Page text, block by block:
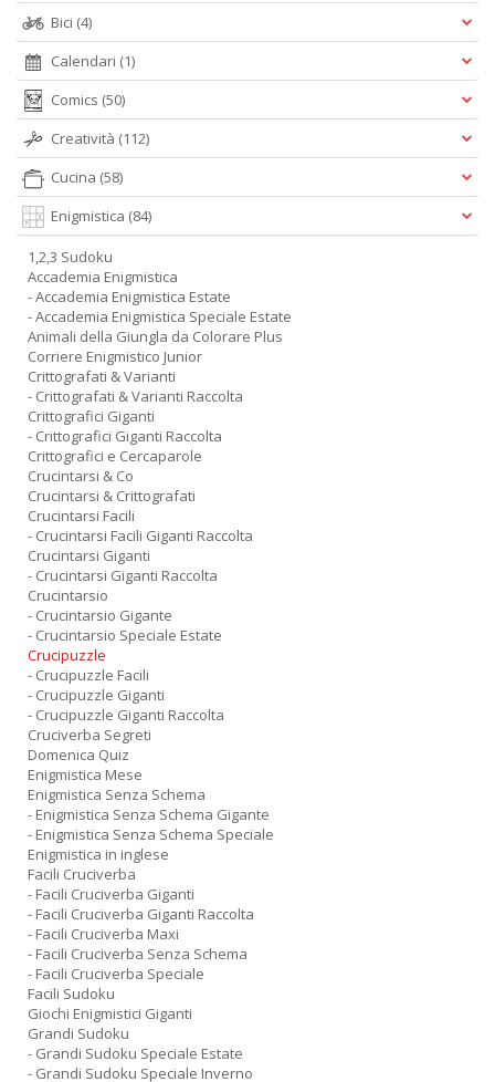
Bici (4)
Calendari (1)
Comics (50)
Creatività (112)
Cucina (58)
Enigmistica (84)
1,2,3 Sudoku
Accademia Enigmistica
- Accademia Enigmistica Estate
- Accademia Enigmistica Speciale Estate
Animali della Giungla da Colorare Plus
Corriere Enigmistico Junior
Crittografati & Varianti
- Crittografati & Varianti Raccolta
Crittografici Giganti
- Crittografici Giganti Raccolta
Crittografici e Cercaparole
Crucintarsi & Co
Crucintarsi & Crittografati
Crucintarsi Facili
- Crucintarsi Facili Giganti Raccolta
Crucintarsi Giganti
- Crucintarsi Giganti Raccolta
Crucintarsio
- Crucintarsio Gigante
- Crucintarsio Speciale Estate
Crucipuzzle
- Crucipuzzle Facili
- Crucipuzzle Giganti
- Crucipuzzle Giganti Raccolta
Cruciverba Segreti
Domenica Quiz
Enigmistica Mese
Enigmistica Senza Schema
- Enigmistica Senza Schema Gigante
- Enigmistica Senza Schema Speciale
Enigmistica in inglese
Facili Cruciverba
- Facili Cruciverba Giganti
- Facili Cruciverba Giganti Raccolta
- Facili Cruciverba Maxi
- Facili Cruciverba Senza Schema
- Facili Cruciverba Speciale
Facili Sudoku
Giochi Enigmistici Giganti
Grandi Sudoku
- Grandi Sudoku Speciale Estate
- Grandi Sudoku Speciale Inverno